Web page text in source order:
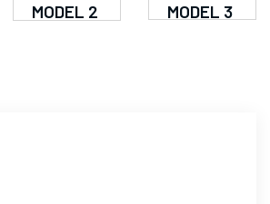
MODEL 2
MODEL 3